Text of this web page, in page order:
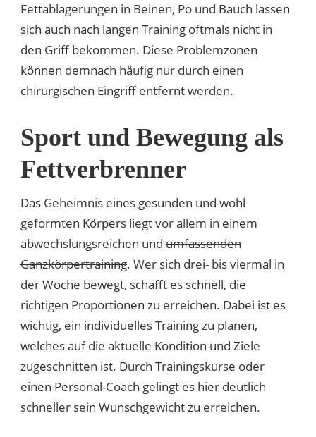
Fettablagerungen in Beinen, Po und Bauch lassen
sich auch nach langen Training oftmals nicht in
den Griff bekommen. Diese Problemzonen
können demnach häufig nur durch einen
chirurgischen Eingriff entfernt werden.
Sport und Bewegung als
Fettverbrenner
Das Geheimnis eines gesunden und wohl
geformten Körpers liegt vor allem in einem
abwechslungsreichen und umfassenden
Ganzkörpertraining. Wer sich drei- bis viermal in
der Woche bewegt, schafft es schnell, die
richtigen Proportionen zu erreichen. Dabei ist es
wichtig, ein individuelles Training zu planen,
welches auf die aktuelle Kondition und Ziele
zugeschnitten ist. Durch Trainingskurse oder
einen Personal-Coach gelingt es hier deutlich
schneller sein Wunschgewicht zu erreichen.